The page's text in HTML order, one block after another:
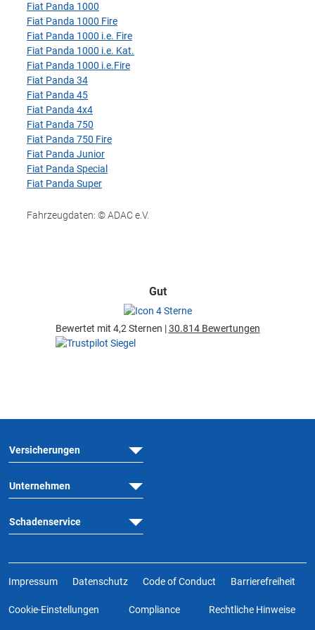
Fiat Panda 1000
Fiat Panda 1000 Fire
Fiat Panda 1000 i.e. Fire
Fiat Panda 1000 i.e. Kat.
Fiat Panda 1000 i.e.Fire
Fiat Panda 34
Fiat Panda 45
Fiat Panda 4x4
Fiat Panda 750
Fiat Panda 750 Fire
Fiat Panda Junior
Fiat Panda Special
Fiat Panda Super
Fahrzeugdaten: © ADAC e.V.
Gut
Bewertet mit 4,2 Sternen |30.814 Bewertungen
Versicherungen
Unternehmen
Schadenservice
Impressum Datenschutz Code of Conduct Barrierefreiheit
Cookie-Einstellungen Compliance Rechtliche Hinweise